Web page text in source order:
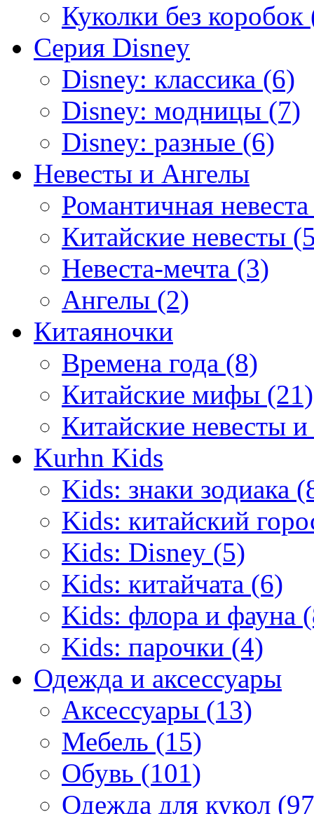
Куколки без коробок
Серия Disney
Disney: классика (6)
Disney: модницы (7)
Disney: разные (6)
Невесты и Ангелы
Романтичная
Китайские невесты
Невеста-мечта (3)
Ангелы (2)
Китаяночки
Времена года (8)
Китайские мифы (21)
Китайские невесты
Kurhn Kids
Kids: знаки зодиака
Kids: китайский
Kids: Disney (5)
Kids: китайчата (6)
Kids: флора и фауна
Kids: парочки (4)
Одежда и аксессуары
Аксессуары (13)
Мебель (15)
Обувь (101)
Одежда для кукол